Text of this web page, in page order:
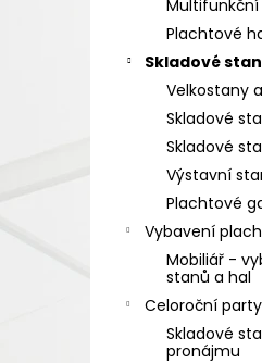
Plachtové
Skladové
Velkostany
Skladové
Skladové
Výstavní
Plachtové
Vybavení
Mobiliář -
stanů a hal
Celoroční
Skladové
pronájmu